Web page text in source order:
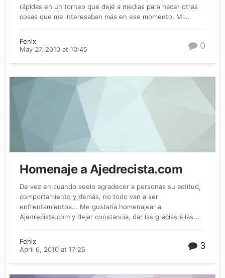
rápidas en un torneo que dejé a medias para hacer otras
cosas que me interesaban más en ese momento. Mi...
Fenix
May 27, 2010 at 10:45
0
Homenaje a Ajedrecista.com
De vez en cuando suelo agradecer a personas su actitud,
comportamiento y demás, no todo van a ser
enfrentamientos... Me gustaría homenajear a
Ajedrecista.com y dejar constancia, dar las gracias a las...
Fenix
April 6, 2010 at 17:25
3